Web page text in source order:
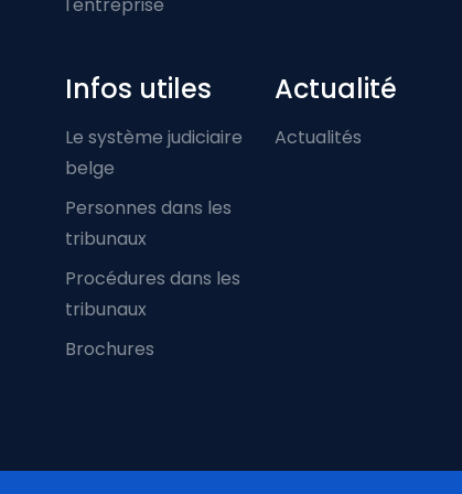
Infos utiles
Le système judiciaire
belge
Personnes dans les
tribunaux
Procédures dans les
tribunaux
Brochures
Actualité
Actualités